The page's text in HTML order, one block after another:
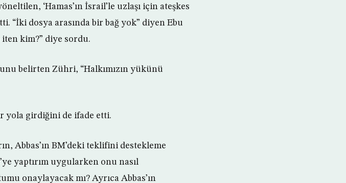
‘Hamas’ın İsrail’le uzlaşı için ateşkes
“İki dosya arasında bir bağ yok” diyen Ebu
kim?” diye sordu.
belirten Zühri, “Halkımızın yükünü
yola girdiğini de ifade etti.
Abbas’ın BM’deki teklifini destekleme
yaptırım uygularken onu nasıl
onaylayacak mı? Ayrıca Abbas’ın